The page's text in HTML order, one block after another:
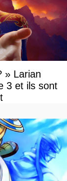
» Larian
3 et ils sont